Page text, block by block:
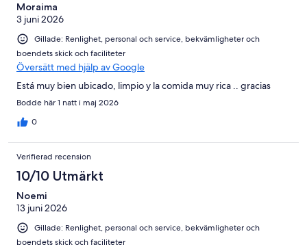
Moraima
3 juni 2026
Gillade: Renlighet, personal och service, bekvämligheter och
boendets skick och faciliteter
Översätt med hjälp av Google
Está muy bien ubicado, limpio y la comida muy rica .. gracias
Bodde här 1 natt i maj 2026
0
Verifierad recension
10/10 Utmärkt
Noemi
13 juni 2026
Gillade: Renlighet, personal och service, bekvämligheter och
boendets skick och faciliteter